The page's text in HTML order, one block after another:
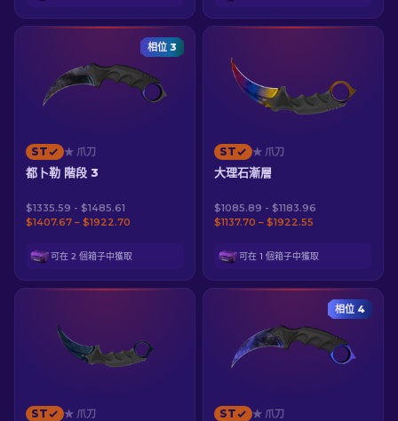
相位 3
ST ★ 爪刀
都卜勒 階段 3
$1335.59 - $1485.61
$1407.67 – $1922.70
可在 2 個箱子中獲取
ST ★ 爪刀
大理石漸層
$1085.89 - $1183.96
$1137.70 – $1922.55
可在 1 個箱子中獲取
ST ★ 爪刀
相位 4
ST ★ 爪刀